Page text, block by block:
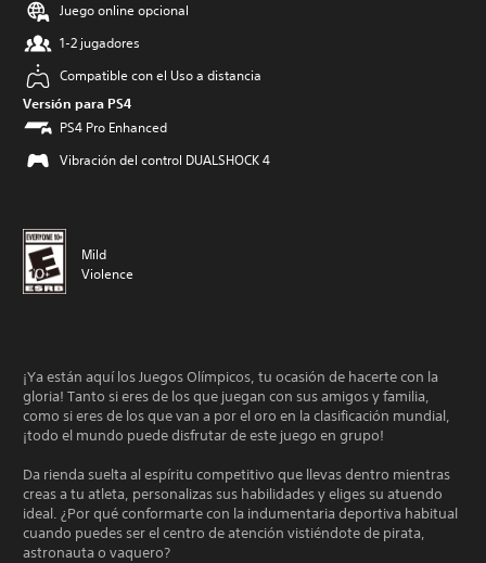
Juego online opcional
1-2 jugadores
Compatible con el Uso a distancia
Versión para PS4
PS4 Pro Enhanced
Vibración del control DUALSHOCK 4
Mild
Violence
¡Ya están aquí los Juegos Olímpicos, tu ocasión de hacerte con la
gloria! Tanto si eres de los que juegan con sus amigos y familia,
como si eres de los que van a por el oro en la clasificación mundial,
¡todo el mundo puede disfrutar de este juego en grupo!
Da rienda suelta al espíritu competitivo que llevas dentro mientras
creas a tu atleta, personalizas sus habilidades y eliges su atuendo
ideal. ¿Por qué conformarte con la indumentaria deportiva habitual
cuando puedes ser el centro de atención vistiéndote de pirata,
astronauta o vaquero?